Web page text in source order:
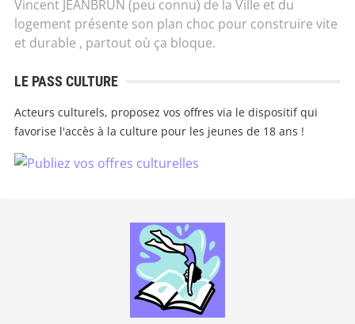
Vincent JEANBRUN (peu connu) de la Ville et du
logement présente son plan choc pour construire vite
et durable , partout où ça bloque.
LE PASS CULTURE
Acteurs culturels, proposez vos offres via le dispositif qui
favorise l'accès à la culture pour les jeunes de 18 ans !